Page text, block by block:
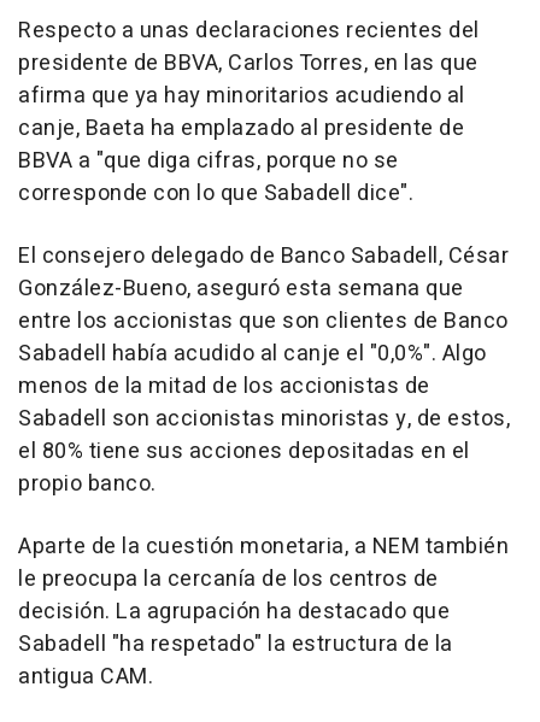
Respecto a unas declaraciones recientes del
presidente de BBVA, Carlos Torres, en las que
afirma que ya hay minoritarios acudiendo al
canje, Baeta ha emplazado al presidente de
BBVA a "que diga cifras, porque no se
corresponde con lo que Sabadell dice".
El consejero delegado de Banco Sabadell, César
González-Bueno, aseguró esta semana que
entre los accionistas que son clientes de Banco
Sabadell había acudido al canje el "0,0%". Algo
menos de la mitad de los accionistas de
Sabadell son accionistas minoristas y, de estos,
el 80% tiene sus acciones depositadas en el
propio banco.
Aparte de la cuestión monetaria, a NEM también
le preocupa la cercanía de los centros de
decisión. La agrupación ha destacado que
Sabadell "ha respetado" la estructura de la
antigua CAM.